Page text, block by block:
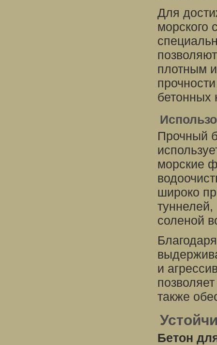
Для
морского
плотным
бетонных
Прочный
морские
широко
туннелей,
соленой
и
также
Бетон